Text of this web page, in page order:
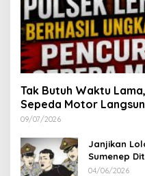
Tak Butuh Waktu
Sepeda Motor
Lenteng di Wilayah
09/07/2026
Janjikan
Sumenep
Korban
04/06/2026